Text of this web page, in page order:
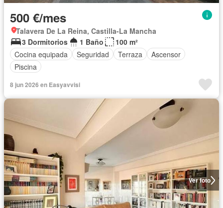
500 €/mes
Talavera De La Reina, Castilla-La Mancha
3 Dormitorios
1 Baño
100 m²
Cocina equipada
Seguridad Terraza
Ascensor
Piscina
8 jun 2026 en Easyavvisi
Ver foto